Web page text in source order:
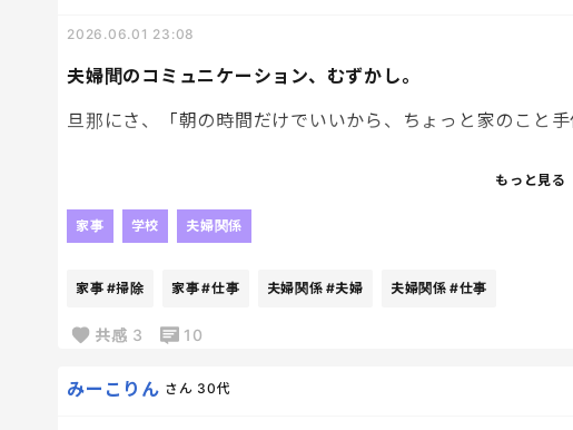
夫婦間のコミュニケーション、むずかし。
2026.06.01 23:08
旦那にさ、「朝の時間だけでいいから、ちょっと家のこと
10分くらいかけて、玄関の靴をキレイに並べたり、ほうき
そこじゃねー。
もっと見る
家事 学校 夫婦関係
家事 #掃除 家事#仕事 夫婦関係 #夫婦 夫婦関係 #仕事
共感 3 10
みーこりん さん 30代